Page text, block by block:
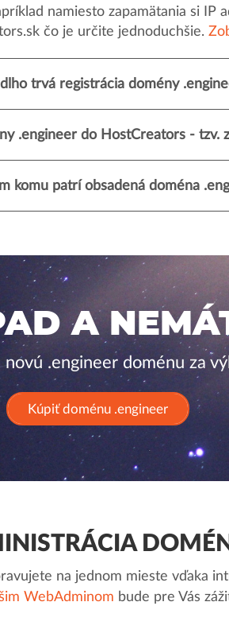
namiesto zapamätania si IP
čo je určite jednoduchšie.
trvá registrácia domény
.engineer do HostCreators - tzv.
komu patrí obsadená doména
A
novú .engineer doménu za
Kúpiť doménu .engineer
na jednom mieste vďaka
WebAdminom bude pre Vás